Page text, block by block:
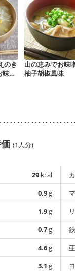
のき
味噌
山の恵みでお味
柚子胡椒風味
(1人分)
29 kcal
0.9g
1.9g
0.7g
4.6g
3.1 g
鉄